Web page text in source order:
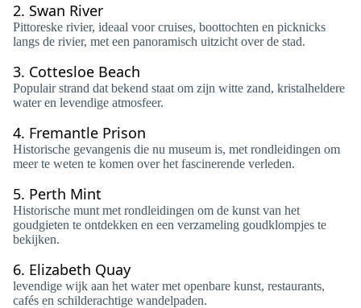
2. Swan River
Pittoreske rivier, ideaal voor cruises, boottochten en picknicks
langs de rivier, met een panoramisch uitzicht over de stad.
3. Cottesloe Beach
Populair strand dat bekend staat om zijn witte zand, kristalheldere
water en levendige atmosfeer.
4. Fremantle Prison
Historische gevangenis die nu museum is, met rondleidingen om
meer te weten te komen over het fascinerende verleden.
5. Perth Mint
Historische munt met rondleidingen om de kunst van het
goudgieten te ontdekken en een verzameling goudklompjes te
bekijken.
6. Elizabeth Quay
levendige wijk aan het water met openbare kunst, restaurants,
cafés en schilderachtige wandelpaden.